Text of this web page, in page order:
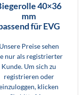
40×36
mm
für EVG
Unsere Preise sehen
nur als registrierter
Kunde. Um sich zu
registrieren oder
klicken